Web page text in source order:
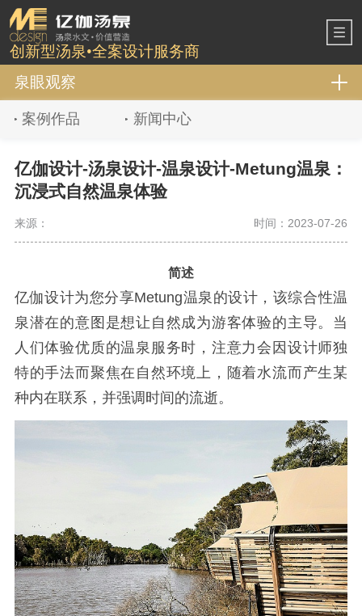
创新型汤泉•全案设计服务商
泉眼观察
案例作品 新闻中心
亿伽设计-汤泉设计-温泉设计-Metung温泉：
沉浸式自然温泉体验
来源： 时间：2023-07-26
简述
亿伽设计为您分享Metung温泉的设计，该综合性温
泉潜在的意图是想让自然成为游客体验的主导。当
人们体验优质的温泉服务时，注意力会因设计师独
特的手法而聚焦在自然环境上，随着水流而产生某
种内在联系，并强调时间的流逝。